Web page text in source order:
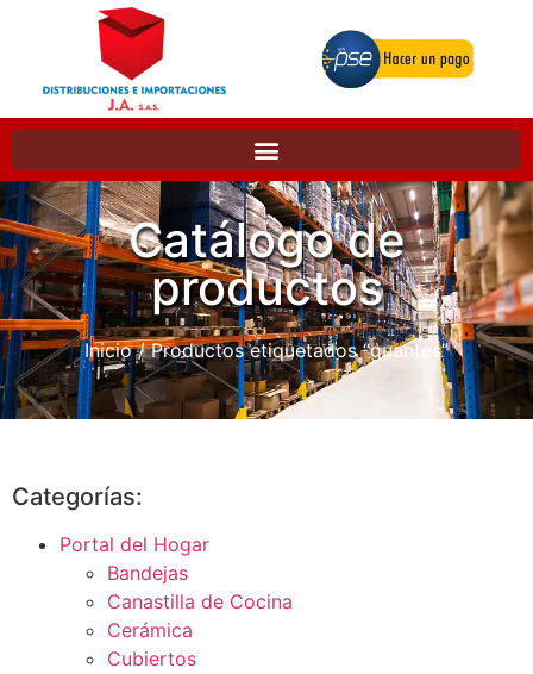
Catálogo de
productos
Inicio/ Productos etiquetados “guantes”
Categorías:
Portal del Hogar
Bandejas
Canastilla de Cocina
Cerámica
Cubiertos